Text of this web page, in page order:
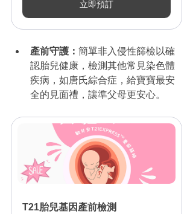
立即預訂
產前守護： 簡單非入侵性篩檢以確
認胎兒健康，檢測其他常見染色體
疾病，如唐氏綜合症，給寶寶最安
全的見面禮，讓準父母更安心。
T21胎兒基因產前檢測